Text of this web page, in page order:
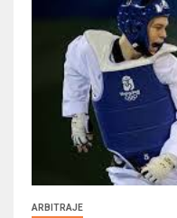
ARBITRAJE